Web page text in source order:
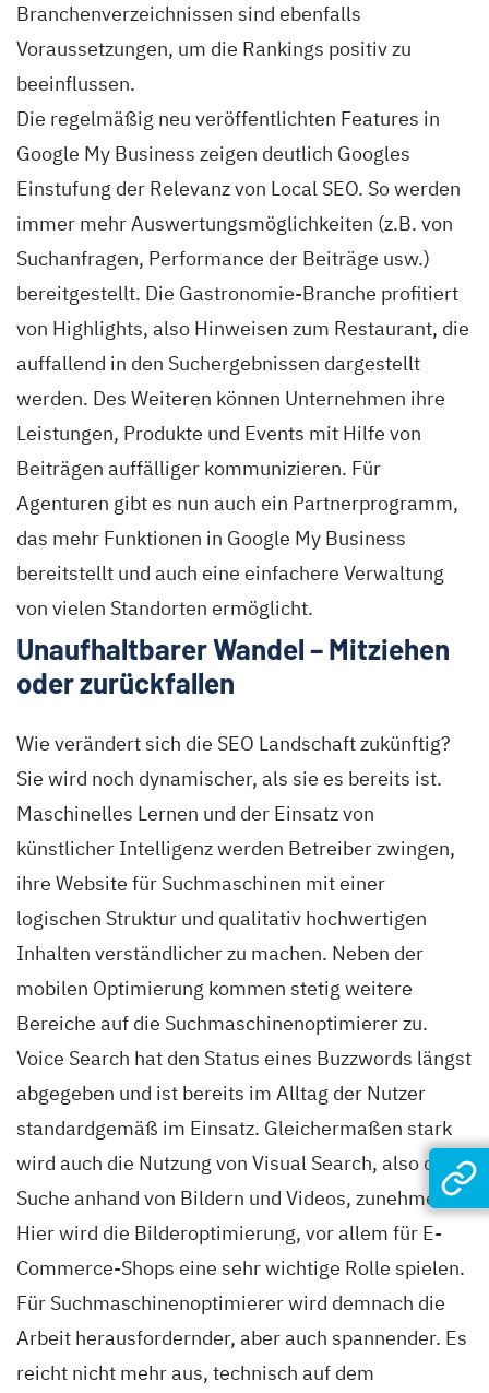
Branchenverzeichnissen sind ebenfalls
Voraussetzungen, um die Rankings positiv zu
beeinflussen.
Die regelmäßig neu veröffentlichten Features in
Google My Business zeigen deutlich Googles
Einstufung der Relevanz von Local SEO. So werden
immer mehr Auswertungsmöglichkeiten (z.B. von
Suchanfragen, Performance der Beiträge usw.)
bereitgestellt. Die Gastronomie-Branche profitiert
von Highlights, also Hinweisen zum Restaurant, die
auffallend in den Suchergebnissen dargestellt
werden. Des Weiteren können Unternehmen ihre
Leistungen, Produkte und Events mit Hilfe von
Beiträgen auffälliger kommunizieren. Für
Agenturen gibt es nun auch ein Partnerprogramm,
das mehr Funktionen in Google My Business
bereitstellt und auch eine einfachere Verwaltung
von vielen Standorten ermöglicht.
Unaufhaltbarer Wandel – Mitziehen
oder zurückfallen
Wie verändert sich die SEO Landschaft zukünftig?
Sie wird noch dynamischer, als sie es bereits ist.
Maschinelles Lernen und der Einsatz von
künstlicher Intelligenz werden Betreiber zwingen,
ihre Website für Suchmaschinen mit einer
logischen Struktur und qualitativ hochwertigen
Inhalten verständlicher zu machen. Neben der
mobilen Optimierung kommen stetig weitere
Bereiche auf die Suchmaschinenoptimierer zu.
Voice Search hat den Status eines Buzzwords längst
abgegeben und ist bereits im Alltag der Nutzer
standardgemäß im Einsatz. Gleichermaßen stark
wird auch die Nutzung von Visual Search, also die
Suche anhand von Bildern und Videos, zunehmen.
Hier wird die Bilderoptimierung, vor allem für E-
Commerce-Shops eine sehr wichtige Rolle spielen.
Für Suchmaschinenoptimierer wird demnach die
Arbeit herausfordernder, aber auch spannender. Es
reicht nicht mehr aus, technisch auf dem